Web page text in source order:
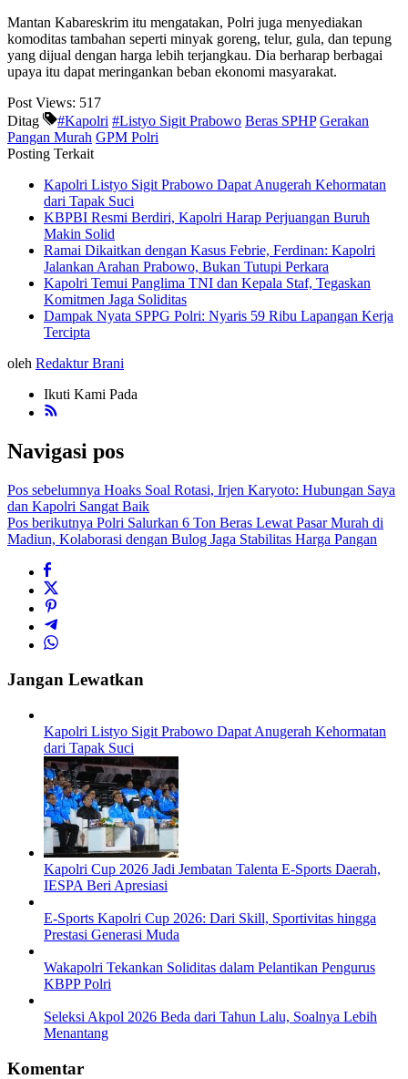
Mantan Kabareskrim itu mengatakan, Polri juga menyediakan
komoditas tambahan seperti minyak goreng, telur, gula, dan tepung
yang dijual dengan harga lebih terjangkau. Dia berharap berbagai
upaya itu dapat meringankan beban ekonomi masyarakat.
Post Views: 517
Ditag
#Kapolri #Listyo Sigit Prabowo Beras SPHP Gerakan
Pangan Murah GPM Polri
Posting Terkait
Kapolri Listyo Sigit Prabowo Dapat Anugerah Kehormatan
dari Tapak Suci
KBPBI Resmi Berdiri, Kapolri Harap Perjuangan Buruh
Makin Solid
Ramai Dikaitkan dengan Kasus Febrie, Ferdinan: Kapolri
Jalankan Arahan Prabowo, Bukan Tutupi Perkara
Kapolri Temui Panglima TNI dan Kepala Staf, Tegaskan
Komitmen Jaga Soliditas
Dampak Nyata SPPG Polri: Nyaris 59 Ribu Lapangan Kerja
Tercipta
oleh Redaktur Brani
Ikuti Kami Pada
Navigasi pos
Pos sebelumnya Hoaks Soal Rotasi, Irjen Karyoto: Hubungan Saya
dan Kapolri Sangat Baik
Pos berikutnya Polri Salurkan 6 Ton Beras Lewat Pasar Murah di
Madiun, Kolaborasi dengan Bulog Jaga Stabilitas Harga Pangan
Jangan Lewatkan
Kapolri Listyo Sigit Prabowo Dapat Anugerah Kehormatan
dari Tapak Suci
Kapolri Cup 2026 Jadi Jembatan Talenta E-Sports Daerah,
IESPA Beri Apresiasi
E-Sports Kapolri Cup 2026: Dari Skill, Sportivitas hingga
Prestasi Generasi Muda
Wakapolri Tekankan Soliditas dalam Pelantikan Pengurus
KBPP Polri
Seleksi Akpol 2026 Beda dari Tahun Lalu, Soalnya Lebih
Menantang
Komentar